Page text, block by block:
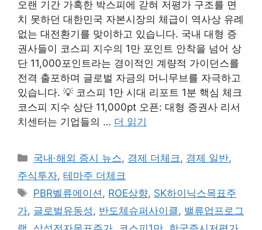
오랜 기간 가혹한 박스피에 갇혀 저평가 구조를 면
치 못하던 대한민국 자본시장의 체급이 역사상 유례
없는 대전환기를 맞이하고 있습니다. 국내 대형 증
권사들이 코스피 지수의 1만 포인트 안착을 넘어 상
단 11,000포인트라는 경이적인 계량적 가이던스를
전격 출포하며 글로벌 자금의 머니무브를 자극하고
있습니다. 💡 코스피 1만 시대 리포트 1분 핵심 체크
코스피 지수 상단 11,000pt 오픈: 대형 증권사 리서
치센터는 기업들의 … 더 읽기
카
테
리
국내·해외 증시 뉴스, 경제 더체크, 경제 일반,
주식투자, 테마주 더체크
태
그
PBR벨류에이션, ROE상향, SK하이닉스목표주
가, 글로벌유동성, 반도체슈퍼사이클, 밸류업프로그